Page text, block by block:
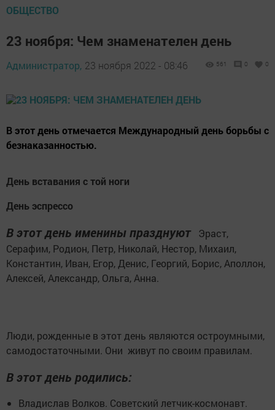
ОБЩЕСТВО
23 ноября: Чем знаменателен день
Администратор, 23 ноября 2022 - 08:46 561 0 0
В этот день отмечается Международный день борьбы с
безнаказанностью.
День вставания с той ноги
День эспрессо
В этот день именины празднуютЭраст,
Серафим, Родион, Петр, Николай, Нестор, Михаил,
Константин, Иван, Егор, Денис, Георгий, Борис, Аполлон,
Алексей, Александр, Ольга, Анна.
Люди, рожденные в этот день являются остроумными,
самодостаточными. Они живут по своим правилам.
В этот день родились:
Владислав Волков. Советский летчик-космонавт.